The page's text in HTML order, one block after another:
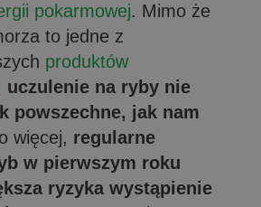
pokarmowej. Mimo że
to jedne z
produktów
uczulenie na ryby nie
powszechne, jak nam
więcej, regularne
w pierwszym roku
ryzyka wystąpienie